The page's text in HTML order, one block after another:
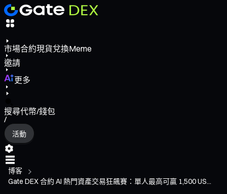
市場合約現貨兌換Meme
邀請
更多
搜尋代幣/錢包
/
活動
博客
Gate DEX 合約 AI 熱門資產交易狂飆賽：單人最高可贏 1,500 US...